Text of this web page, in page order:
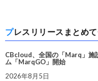
プレスリリースまとめ
CBcloud、全国の「Marq」施
ム「MarqGO」開始
2026年8月5日